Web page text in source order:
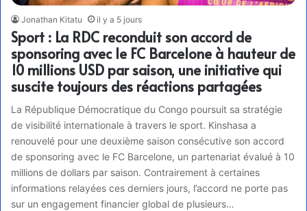
Jonathan Kitatu il y a 5 jours
Sport : La RDC reconduit son accord de
sponsoring avec le FC Barcelone à hauteur de
10 millions USD par saison, une initiative qui
suscite toujours des réactions partagées
La République Démocratique du Congo poursuit sa stratégie
de visibilité internationale à travers le sport. Kinshasa a
renouvelé pour une deuxième saison consécutive son accord
de sponsoring avec le FC Barcelone, un partenariat évalué à 10
millions de dollars par saison. Contrairement à certaines
informations relayées ces derniers jours, l’accord ne porte pas
sur un engagement financier global de plusieurs…